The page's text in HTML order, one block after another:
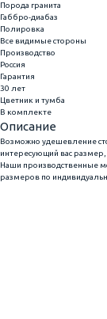
Порода гранита
Габбро-диабаз
Полировка
Все видимые стороны
Производство
Россия
Гарантия
30 лет
Цветник и тумба
В комплекте
Описание
Возможно удешевление
интересующий вас размер,
Наши производственные
размеров по